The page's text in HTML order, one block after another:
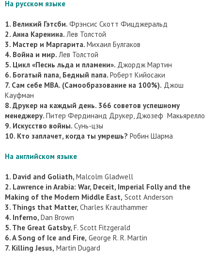
На русском языке
1. Великий Гэтсби. Фрэнсис Скотт Фицджеральд
2. Анна Каренина. Лев Толстой
3. Мастер и Маргарита. Михаил Булгаков
4. Война и мир. Лев Толстой
5. Цикл «Песнь льда и пламени». Джордж Мартин
6. Богатый папа, Бедный папа. Роберт Кийосаки
7. Сам себе MBA. (Самообразование на 100%). Джош
Кауфман
8. Друкер на каждый день. 366 советов успешному
менеджеру. Питер Фердинанд Друкер, Джозеф Макьярелло
9. Искусство войны. Сунь-цзы
10. Кто заплачет, когда ты умрешь? Робин Шарма
На английском языке
1. David and Goliath, Malcolm Gladwell
2. Lawrence in Arabia: War, Deceit, Imperial Folly and the
Making of the Modern Middle East, Scott Anderson
3. Things that Matter, Charles Krauthammer
4. Inferno, Dan Brown
5. The Great Gatsby, F. Scott Fitzgerald
6. A Song of Ice and Fire, George R. R. Martin
7. Killing Jesus, Martin Dugard